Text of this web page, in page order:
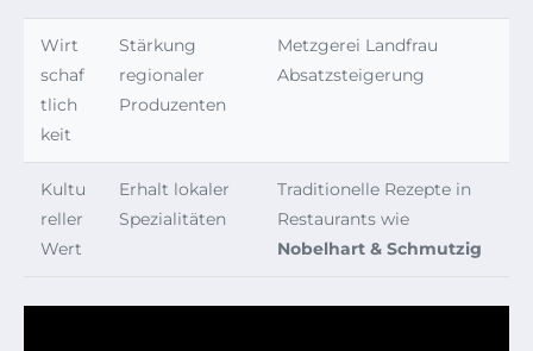
Wirt
schaf
tlich
keit
Stärkung
regionaler
Produzenten
Metzgerei Landfrau
Absatzsteigerung
Kultu
reller
Wert
Erhalt lokaler
Spezialitäten
Traditionelle Rezepte in
Restaurants wie
Nobelhart & Schmutzig